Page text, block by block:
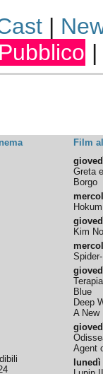
|
Pubblico |
Film
Greta
Borgo
Hokum
Kim
Blue
Deep
A New
Agent